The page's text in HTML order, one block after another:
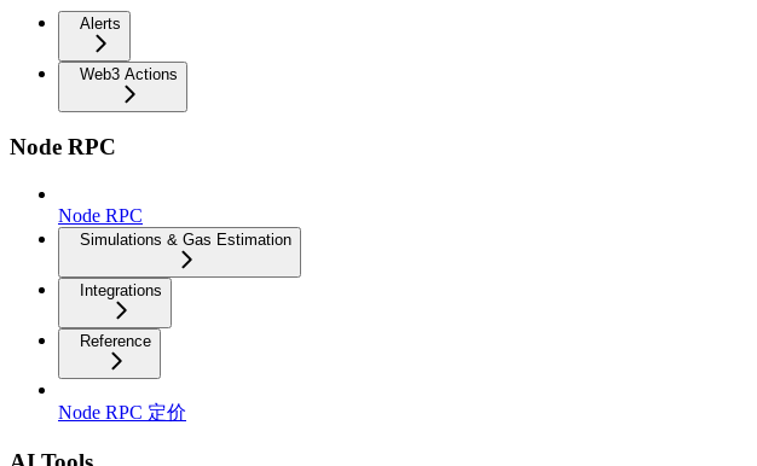
Alerts
Web3 Actions
Node RPC
Node RPC
Simulations & Gas Estimation
Integrations
Reference
Node RPC 定价